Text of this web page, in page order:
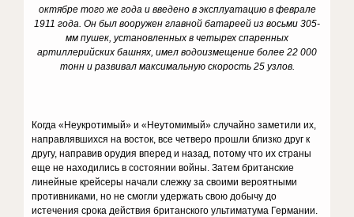
октябре того же года и введено в эксплуатацию в феврале
1911 года. Он был вооружен главной батареей из восьми 305-
мм пушек, установленных в четырех спаренных
артиллерийских башнях, имел водоизмещение более 22 000
тонн и развивал максимальную скорость 25 узлов.
Когда «Неукротимый» и «Неутомимый» случайно заметили их,
направлявшихся на восток, все четверо прошли близко друг к
другу, направив орудия вперед и назад, потому что их страны
еще не находились в состоянии войны. Затем британские
линейные крейсеры начали слежку за своими вероятными
противниками, но не смогли удержать свою добычу до
истечения срока действия британского ультиматума Германии.